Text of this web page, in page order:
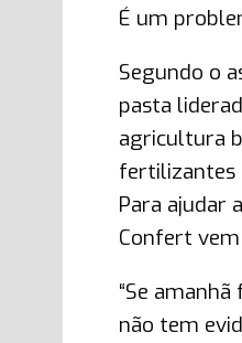
É um
Segundo o
pasta
agricultura
fertilizantes
Para ajudar
Confert
“Se
não tem